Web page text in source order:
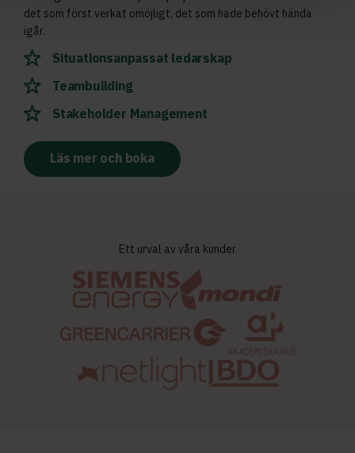
det som först verkat omöjligt, det som hade behövt hända
igår.
Situationsanpassat ledarskap
Teambuilding
Stakeholder Management
Läs mer och boka
Ett urval av våra kunder